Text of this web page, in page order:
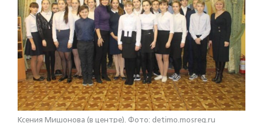
Ксения Мишонова (в центре). Фото: detimo.mosreg.ru